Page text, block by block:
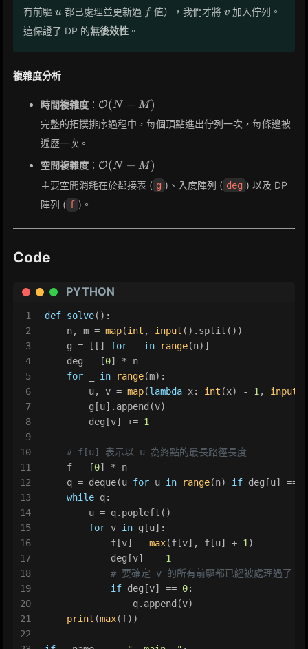
有前驅 u
u 都已處理並更新過 ff值），我們才將 v
v 加入佇列。
這保證了 DP 的無後效性 。
複雜度分析
時間複雜度 ： \mathcal{O}
(N + M)
O(N + M)
完整的拓撲排序過程中，每個頂點進出佇列一次，每條邊被
遍歷一次。
空間複雜度 ： \mathcal{O}
O(N + M)
主要空間消耗在於鄰接表 ( g )、入度陣列 ( deg ) 以及 DP
陣列 ( f )。
Code
PYTHON
1
2
3
4
5
6
7
8
9
10
11
12
13
14
15
16
17
18
19
20
21
22
def solve():
    n, m =
map(int , input ().split())
    g = [[]
for in range(n)]
    deg = [
0] * n
for
in range(m):
        u, v =
map(lambda x: int (x) - 1 , input
        g[u].append(v)
        deg[v] +=
1
# f[u] 表示以 u 為終點的最長路徑長度
    f = [
0] * n
    q = deque(u
for u in range(n) if deg[u] ==
while q:
        u = q.popleft()
for v in g[u]:
            f[v] =
max(f[v], f[u] + 1 )
            deg[v] -=
1
# 要確定 v 的所有前驅都已經被處理過了
if deg[v] == 0:
                q.append(v)
print (max(f))